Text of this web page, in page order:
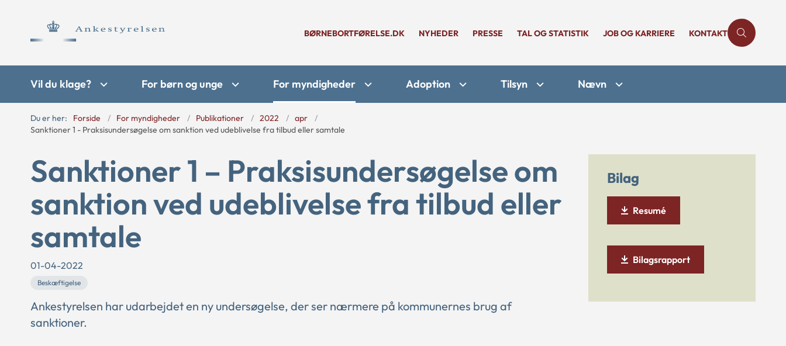
BØRNEBORTFØRELSE.DK NYHEDER PRESSE TAL OG STATISTIK JOB OG KARRIERE KONTAKT
Vil du klage? For børn og unge For myndigheder Adoption Tilsyn Nævn
Du er her: Forside For myndigheder Publikationer 2022
apr
Sanktioner 1 - Praksisundersøgelse om sanktion ved udeblivelse fra tilbud eller samtale
Sanktioner 1 – Praksisundersøgelse om
sanktion ved udeblivelse fra tilbud eller
samtale
01-04-2022
Beskæftigelse
Ankestyrelsen har udarbejdet en ny undersøgelse, der ser nærmere på kommunernes brug af
sanktioner.
Bilag
Resumé
Bilagsrapport